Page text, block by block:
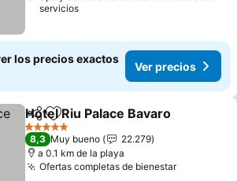
servicios
los precios exactos
Ver precios
CompartirAgregar a favoritos
Hotel Riu Palace Bavaro
5 Estrellas
8,3 Muy bueno
22.279
a 0.1 km de la playa
Ofertas completas de bienestarVer